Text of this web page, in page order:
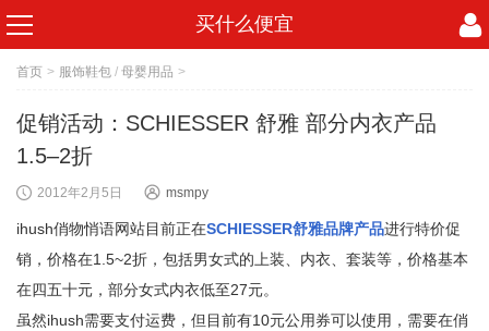
买什么便宜
首页 > 服饰鞋包 / 母婴用品 >
促销活动：SCHIESSER 舒雅 部分内衣产品
1.5–2折
2012年2月5日 msmpy
ihush俏物悄语网站目前正在SCHIESSER舒雅品牌产品进行特价促
销，价格在1.5~2折，包括男女式的上装、内衣、套装等，价格基本
在四五十元，部分女式内衣低至27元。
虽然ihush需要支付运费，但目前有10元公用券可以使用，需要在俏